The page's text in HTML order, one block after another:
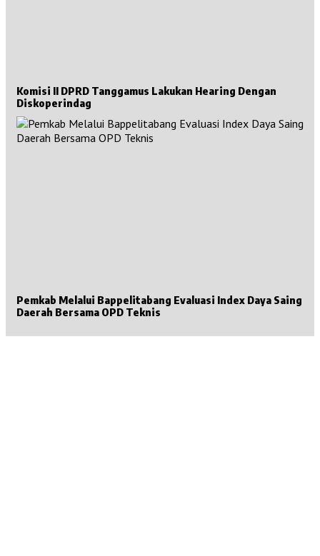
Komisi II DPRD Tanggamus Lakukan Hearing Dengan
Diskoperindag
Pemkab Melalui Bappelitabang Evaluasi Index Daya Saing
Daerah Bersama OPD Teknis